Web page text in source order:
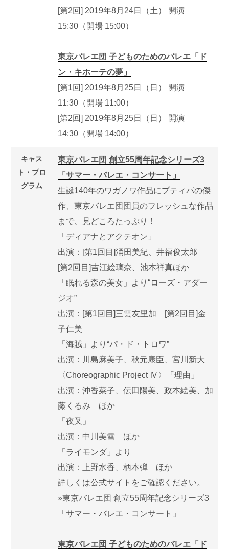
[第2回] 2019年8月24日（土） 開演
15:30（開場 15:00）
東京バレエ団 子どものためのバレエ「ド
ン・キホーテの夢」
[第1回] 2019年8月25日（日） 開演
11:30（開場 11:00）
[第2回] 2019年8月25日（日） 開演
14:30（開場 14:00）
キャス
ト・プロ
グラム
東京バレエ団 創立55周年記念シリーズ3
「サマー・バレエ・コンサート」
生誕140年のワガノワ作品にプティパの傑
作、東京バレエ団団員のフレッシュな作品
まで、見どころたっぷり！
「ディアナとアクテオン」
出演：[第1回目]涌田美紀、井福俊太郎
[第2回目]吉江絵璃奈、池本祥真ほか
「眠れる森の美女」より“ローズ・アダー
ジオ”
出演：[第1回目]三雲友里加 [第2回目]金
子仁美
「海賊」より“パ・ド・トロワ”
出演：川島麻美子、秋元康臣、宮川新大
〈Choreographic Project Ⅳ〉「理由」
出演：沖香菜子、伝田陽美、政本絵美、加
藤くるみ ほか
「夜叉」
出演：中川美雪 ほか
「ライモンダ」より
出演：上野水香、柄本弾 ほか
詳しくは公式サイトをご確認ください。
»東京バレエ団 創立55周年記念シリーズ3
「サマー・バレエ・コンサート」
東京バレエ団 子どものためのバレエ「ド